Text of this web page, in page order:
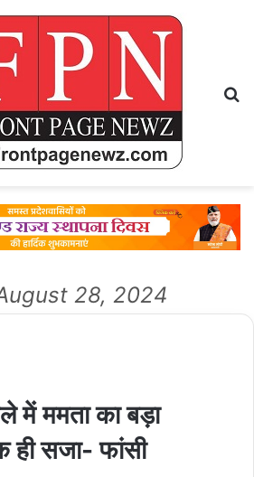
28, 2024
में ममता का बड़ा
ही सजा- फांसी